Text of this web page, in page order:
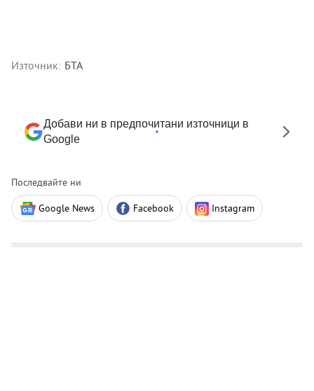
Източник: БТА
Добави ни в предпочитани източници в
Google
Последвайте ни
Google News Facebook Instagram